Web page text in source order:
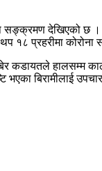
सङ्क्रमण देखिएको छ
१८ प्रहरीमा कोरोना
कडायतले हालसम्म
भएका बिरामीलाई